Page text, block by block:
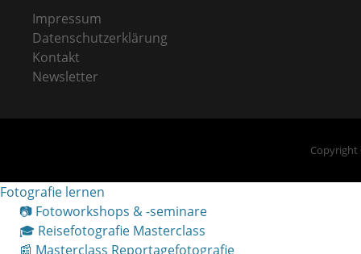
Impressum
Datenschutzerklärung
Kontakt
Newsletter
Fotografie lernen
📷 Fotoworkshops & -seminare
🎓 Reisefotografie Masterclass
📰 Masterclass Reportagefotografie